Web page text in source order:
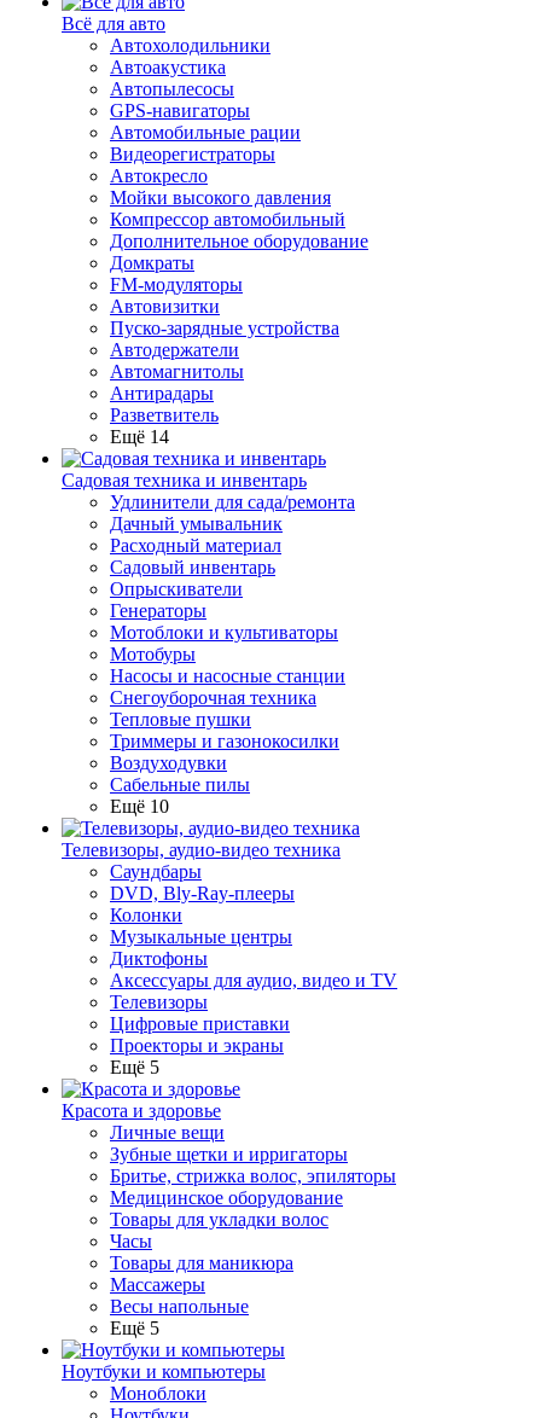
Всё для авто
Автохолодильники
Автоакустика
Автопылесосы
GPS-навигаторы
Автомобильные рации
Видеорегистраторы
Автокресло
Мойки высокого давления
Компрессор автомобильный
Дополнительное оборудование
Домкраты
FM-модуляторы
Автовизитки
Пуско-зарядные устройства
Автодержатели
Автомагнитолы
Антирадары
Разветвитель
Ещё 14
Садовая техника и инвентарь
Удлинители для сада/ремонта
Дачный умывальник
Расходный материал
Садовый инвентарь
Опрыскиватели
Генераторы
Мотоблоки и культиваторы
Мотобуры
Насосы и насосные станции
Снегоуборочная техника
Тепловые пушки
Триммеры и газонокосилки
Воздуходувки
Сабельные пилы
Ещё 10
Телевизоры, аудио-видео техника
Саундбары
DVD, Bly-Ray-плееры
Колонки
Музыкальные центры
Диктофоны
Аксессуары для аудио, видео и TV
Телевизоры
Цифровые приставки
Проекторы и экраны
Ещё 5
Красота и здоровье
Личные вещи
Зубные щетки и ирригаторы
Бритье, стрижка волос, эпиляторы
Медицинское оборудование
Товары для укладки волос
Часы
Товары для маникюра
Массажеры
Весы напольные
Ещё 5
Ноутбуки и компьютеры
Моноблоки